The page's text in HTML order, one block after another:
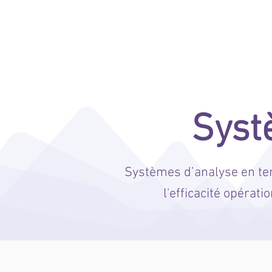
Systèmes d’analyse en
l'efficacité